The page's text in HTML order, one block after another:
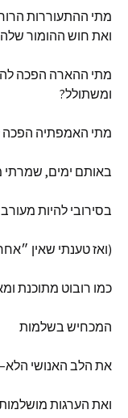
מתי ההתעוררות
ואת חוש ההומור שלה
מתי ההארה הפכה
ומשתולל?
מתי האמפתיה הפכה
באותם ימים, שמרתי
בסירובי להיות מעורב
(ואזטענתי שאין
כמו רובוט מתוכנת
המכחיש בשלמות
את הלב האנושי הלא–
ואת הערגות